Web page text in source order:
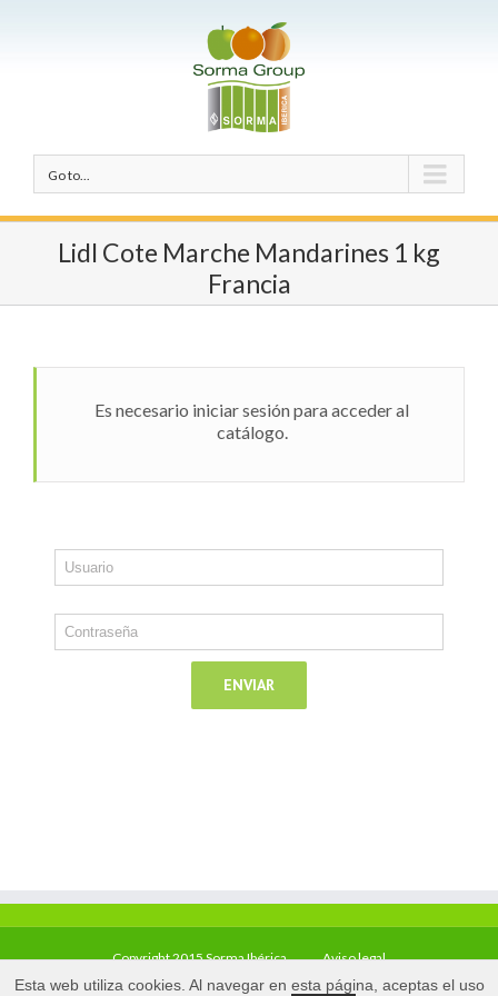
Go to...
Lidl Cote Marche Mandarines 1 kg
Francia
Es necesario iniciar sesión para acceder al
catálogo.
Copyright 2015 Sorma Ibérica Aviso legal
Esta web utiliza cookies. Al navegar en esta página, aceptas el uso